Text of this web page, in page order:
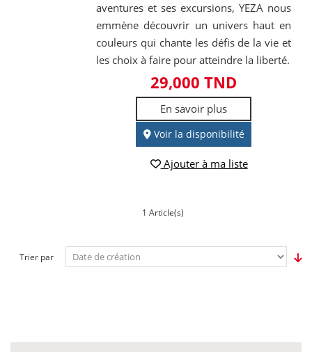
aventures et ses excursions, YEZA nous
emmène découvrir un univers haut en
couleurs qui chante les défis de la vie et
les choix à faire pour atteindre la liberté.
29,000 TND
En savoir plus
Voir la disponibilité
Ajouter à ma liste
1 Article(s)
Trier par